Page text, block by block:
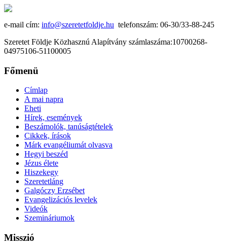
e-mail cím: info@szeretetfoldje.hu telefonszám: 06-30/33-88-245
Szeretet Földje Közhasznú Alapítvány számlaszáma:10700268-
04975106-51100005
Főmenü
Címlap
A mai napra
Eheti
Hírek, események
Beszámolók, tanúságtételek
Cikkek, írások
Márk evangéliumát olvasva
Hegyi beszéd
Jézus élete
Hiszekegy
Szeretetláng
Galgóczy Erzsébet
Evangelizációs levelek
Videók
Szemináriumok
Misszió